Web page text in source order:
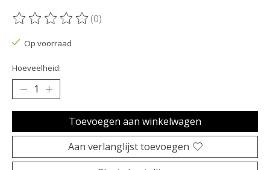
De beoordeling van dit product is
(0)
Op voorraad
Hoeveelheid:
Toevoegen aan winkelwagen
Aan verlanglijst toevoegen